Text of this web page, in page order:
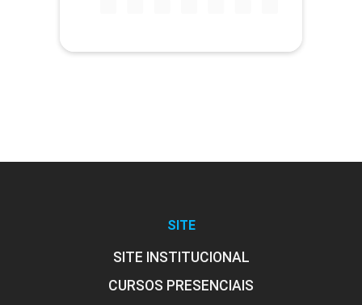
SITE
SITE INSTITUCIONAL
CURSOS PRESENCIAIS